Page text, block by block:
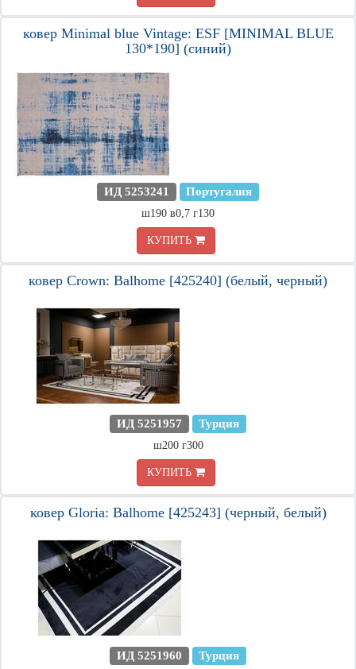
ковер Minimal blue Vintage: ESF [MINIMAL BLUE
130*190] (синий)
ИД 5253241 Португалия
ш190 в0,7 г130
КУПИТЬ
ковер Crown: Balhome [425240] (белый, черный)
ИД 5251957 Турция
ш200 г300
КУПИТЬ
ковер Gloria: Balhome [425243] (черный, белый)
ИД 5251960 Турция